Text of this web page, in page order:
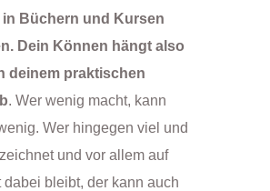
in Büchern und Kursen
Dein Können hängt also
deinem praktischen
. Wer wenig macht, kann
Wer hingegen viel und
und vor allem auf
dabei bleibt, der kann auch